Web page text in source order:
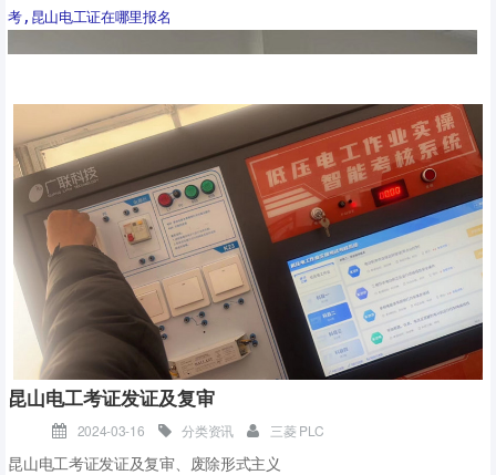
#昆山PLC培训# #新学员# #技能学习#
考,昆山电工证在哪里报名
昆山电工考证发证及复审
2024-03-16 分类资讯 三菱 PLC
昆山电工考证发证及复审、废除形式主义